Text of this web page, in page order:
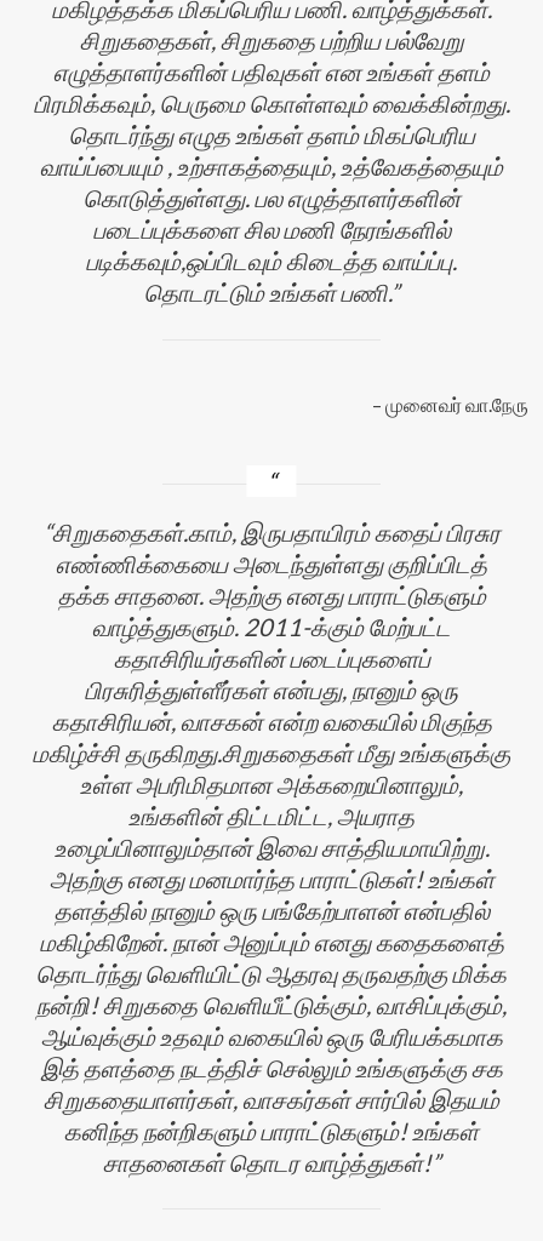
மகிழத்தக்க மிகப்பெரிய பணி. வாழ்த்துக்கள்.
சிறுகதைகள், சிறுகதை பற்றிய பல்வேறு
எழுத்தாளர்களின் பதிவுகள் என உங்கள் தளம்
பிரமிக்கவும், பெருமை கொள்ளவும் வைக்கின்றது.
தொடர்ந்து எழுத உங்கள் தளம் மிகப்பெரிய
வாய்ப்பையும் , உற்சாகத்தையும், உத்வேகத்தையும்
கொடுத்துள்ளது. பல எழுத்தாளர்களின்
படைப்புக்களை சில மணி நேரங்களில்
படிக்கவும்,ஒப்பிடவும் கிடைத்த வாய்ப்பு.
தொடரட்டும் உங்கள் பணி.
முனைவர் வா.நேரு
சிறுகதைகள்.காம், இருபதாயிரம் கதைப் பிரசுர
எண்ணிக்கையை அடைந்துள்ளது குறிப்பிடத்
தக்க சாதனை. அதற்கு எனது பாராட்டுகளும்
வாழ்த்துகளும். 2011-க்கும் மேற்பட்ட
கதாசிரியர்களின் படைப்புகளைப்
பிரசுரித்துள்ளீர்கள் என்பது, நானும் ஒரு
கதாசிரியன், வாசகன் என்ற வகையில் மிகுந்த
மகிழ்ச்சி தருகிறது.சிறுகதைகள் மீது உங்களுக்கு
உள்ள அபரிமிதமான அக்கறையினாலும்,
உங்களின் திட்டமிட்ட, அயராத
உழைப்பினாலும்தான் இவை சாத்தியமாயிற்று.
அதற்கு எனது மனமார்ந்த பாராட்டுகள்! உங்கள்
தளத்தில் நானும் ஒரு பங்கேற்பாளன் என்பதில்
மகிழ்கிறேன். நான் அனுப்பும் எனது கதைகளைத்
தொடர்ந்து வெளியிட்டு ஆதரவு தருவதற்கு மிக்க
நன்றி! சிறுகதை வெளியீட்டுக்கும், வாசிப்புக்கும்,
ஆய்வுக்கும் உதவும் வகையில் ஒரு பேரியக்கமாக
இத் தளத்தை நடத்திச் செல்லும் உங்களுக்கு சக
சிறுகதையாளர்கள், வாசகர்கள் சார்பில் இதயம்
கனிந்த நன்றிகளும் பாராட்டுகளும்! உங்கள்
சாதனைகள் தொடர வாழ்த்துகள்!